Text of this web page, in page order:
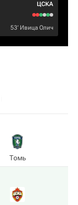
ЦСКА
53‎’‎ Ивица Олич
Томь